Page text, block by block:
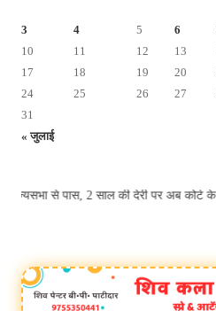
« जुलाई
3
4 5 6
10
11 12 13
17
18 19 20
24
25 26 27
31
2 साल की देरी पर अब कोर्ट के आदेश से ही